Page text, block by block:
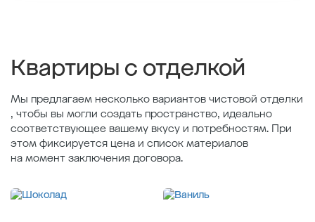
Квартиры с отделкой
Мы предлагаем несколько вариантов чистовой отделки
, чтобы вы могли создать пространство, идеально
соответствующее вашему вкусу и потребностям. При
этом фиксируется цена и список материалов
на момент заключения договора.